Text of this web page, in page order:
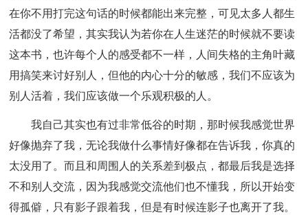
在你不用打完这句话的时候都能出来完整，可见太多人都生
活都没了希望，其实我认为若你在人生迷茫的时候就不要读
这本书，也许每个人的感受都不一样，人间失格的主角叶藏
用搞笑来讨好别人，但他的内心十分的敏感，我们不应该为
别人活着，我们应该做一个乐观积极的人。
我自己其实也有过非常低谷的时期，那时候我感觉世界
好像抛弃了我，无论我做什么事情好像都在告诉我，你真的
太没用了。而且和周围人的关系差到极点，都最后我是选择
不和别人交流，因为我感觉交流他们也不懂我，所以开始变
得孤僻，只有影子跟着我，但是有时候连影子也离开了我。